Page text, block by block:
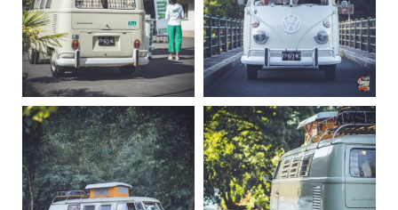
Sep 10
220
4
Août 10
177
0
becombi becombi